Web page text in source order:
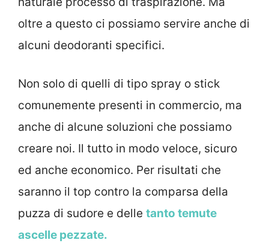
oltre a questo ci possiamo servire anche di
alcuni deodoranti specifici.
Non solo di quelli di tipo spray o stick
comunemente presenti in commercio, ma
anche di alcune soluzioni che possiamo
creare noi. Il tutto in modo veloce, sicuro
ed anche economico. Per risultati che
saranno il top contro la comparsa della
puzza di sudore e delle tanto temute
ascelle pezzate.